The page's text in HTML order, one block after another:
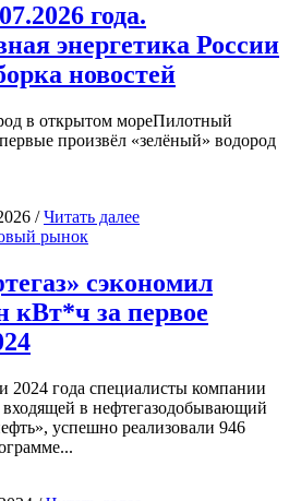
года.
энергетика России
новостей
в открытом мореПилотный
произвёл «зелёный» водород
/Читать далее
рынок
сэкономил
кВт*ч за первое
2024 года специалисты компании
в нефтегазодобывающий
успешно реализовали 946